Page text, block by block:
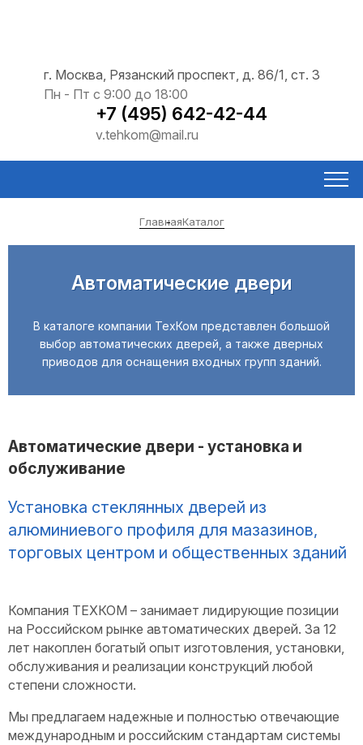
г. Москва, Рязанский проспект, д. 86/1, ст. 3
Пн - Пт с 9:00 до 18:00
+7 (495) 642-42-44
v.tehkom@mail.ru
ГлавнаяКаталог
Автоматические двери
В каталоге компании ТехКом представлен большой
выбор автоматических дверей, а также дверных
приводов для оснащения входных групп зданий.
Автоматические двери - установка и
обслуживание
Установка стеклянных дверей из
алюминиевого профиля для мазазинов,
торговых центром и общественных зданий
Компания ТЕХКОМ – занимает лидирующие позиции
на Российском рынке автоматических дверей. За 12
лет накоплен богатый опыт изготовления, установки,
обслуживания и реализации конструкций любой
степени сложности.
Мы предлагаем надежные и полностью отвечающие
международным и российским стандартам системы